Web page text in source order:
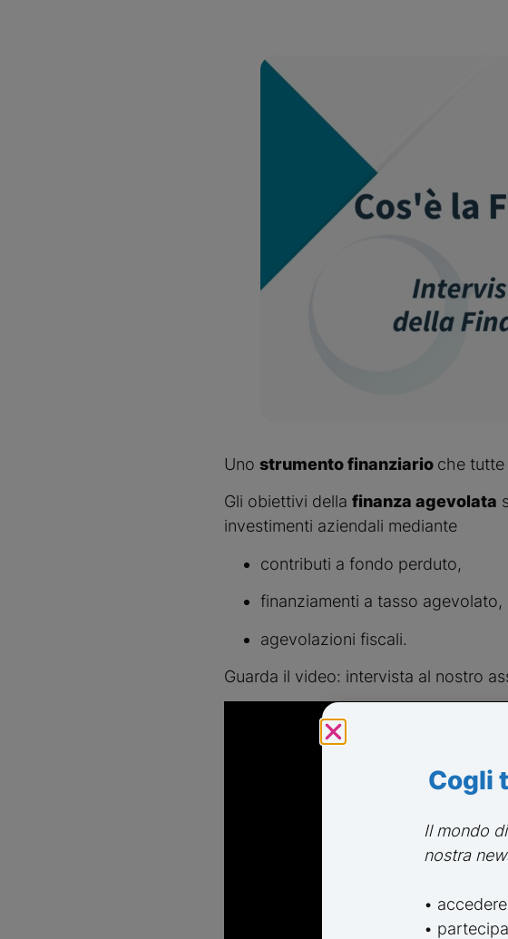
Uno strumento finanziario che tutte
Gli obiettivi della finanza agevolata
investimenti aziendali mediante
contributi a fondo perduto,
finanziamenti a tasso agevolato,
agevolazioni fiscali.
Guarda il video: intervista al nostro
Cogli
Il mondo
nostra
•
•